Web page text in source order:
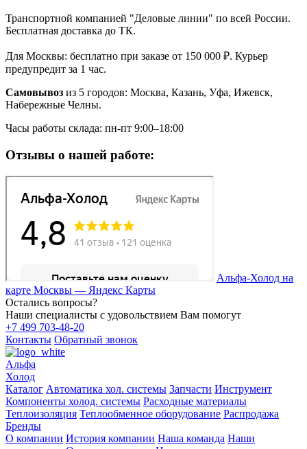
Транспортной компанией "Деловые линии" по всей России.
Бесплатная доставка до ТК.
Для Москвы: бесплатно при заказе от 150 000 ₽. Курьер
предупредит за 1 час.
Самовывоз из 5 городов: Москва, Казань, Уфа, Ижевск,
Набережные Челны.
Часы работы склада: пн-пт 9:00–18:00
Отзывы о нашей работе:
Альфа-Холод на
карте Москвы — Яндекс Карты
Остались вопросы?
Наши специалисты с удовольствием Вам помогут
+7 499 703-48-20
Контакты Обратный звонок
Альфа
Холод
Каталог Автоматика хол. системы Запчасти Инструмент
Компоненты холод. системы Расходные материалы
Теплоизоляция Теплообменное оборудование Распродажа
Бренды
О компании История компании Наша команда Наши